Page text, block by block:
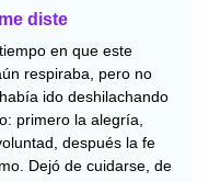
diste
en que este
respiraba, pero no
ido deshilachando
primero la alegría,
después la fe
Dejó de cuidarse, de